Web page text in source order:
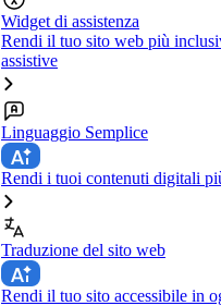
Widget di assistenza
Rendi il tuo sito web più
assistive
Linguaggio Semplice
Rendi i tuoi contenuti digitali
Traduzione del sito web
Rendi il tuo sito accessibile in